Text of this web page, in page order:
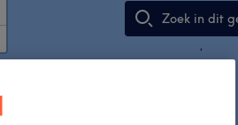
Zoek in dit
,